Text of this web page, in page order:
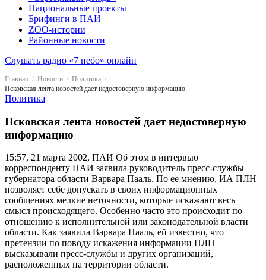
Национальные проекты
Брифинги в ПАИ
ZOO-истории
Районные новости
Слушать радио «7 небо» онлайн
Главная Новости
Политика
Псковская лента новостей дает недостоверную информацию
Политика
Псковская лента новостей дает недостоверную
информацию
15:57, 21 марта 2002, ПАИ Об этом в интервью
корреспонденту ПАИ заявила руководитель пресс-службы
губернатора области Варвара Пааль. По ее мнению, ИА ПЛН
позволяет себе допускать в своих информационных
сообщениях мелкие неточности, которые искажают весь
смысл происходящего. Особенно часто это происходит по
отношению к исполнительной или законодательной власти
области. Как заявила Варвара Пааль, ей известно, что
претензии по поводу искажения информации ПЛН
высказывали пресс-службы и других организаций,
расположенных на территории области.